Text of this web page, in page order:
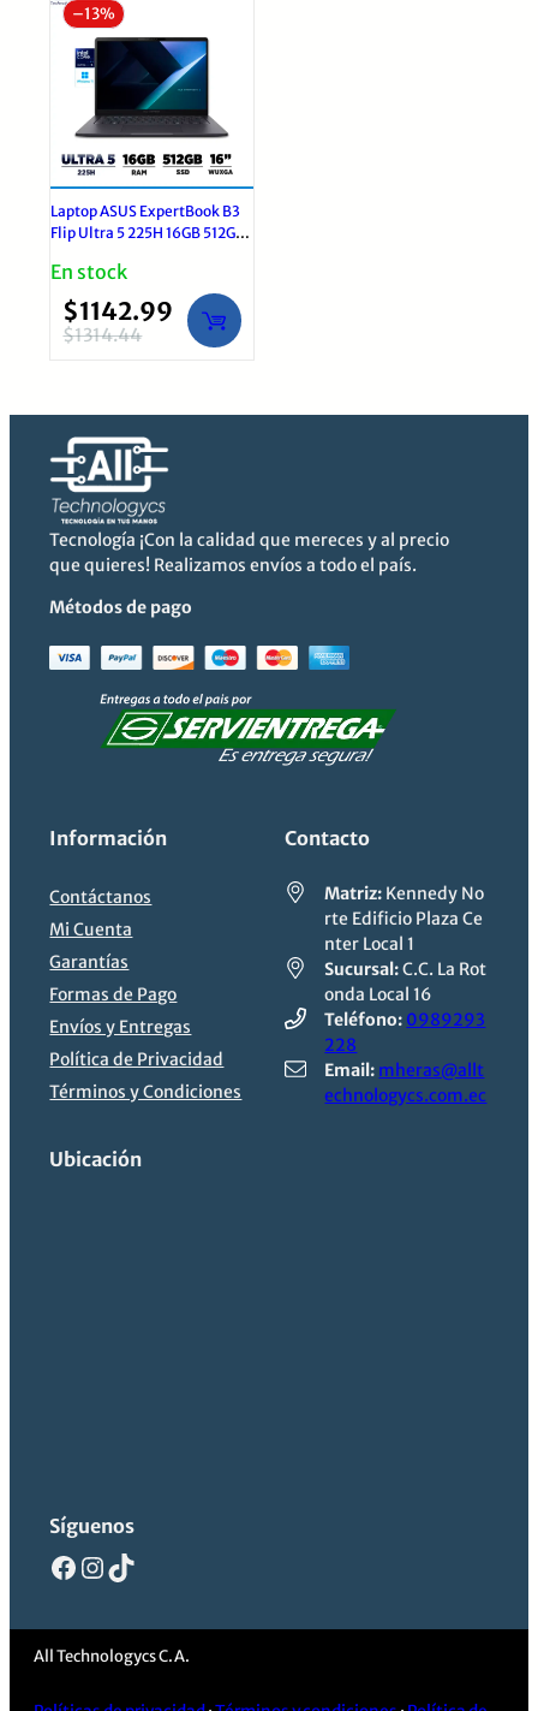
–13%
Laptop ASUS ExpertBook B3
Flip Ultra 5 225H 16GB 512GB
En stock
$1314.44
original
era:
$1314.44.
$1142.99
actual
es:
$1142.99.
Tecnología ¡Con la calidad que mereces y al precio
que quieres! Realizamos envíos a todo el país.
Métodos de pago
Información
Contáctanos
Mi Cuenta
Garantías
Formas de Pago
Envíos y Entregas
Política de Privacidad
Términos y Condiciones
Contacto
Matriz: Kennedy No
rte Edificio Plaza Ce
nter Local 1
Sucursal:C.C. La Rot
onda Local 16
Teléfono: 0989293
228
Email: mheras@allt
echnologycs.com.ec
Ubicación
Síguenos
Facebook
Instagram
TikTok
All Technologycs C.A.